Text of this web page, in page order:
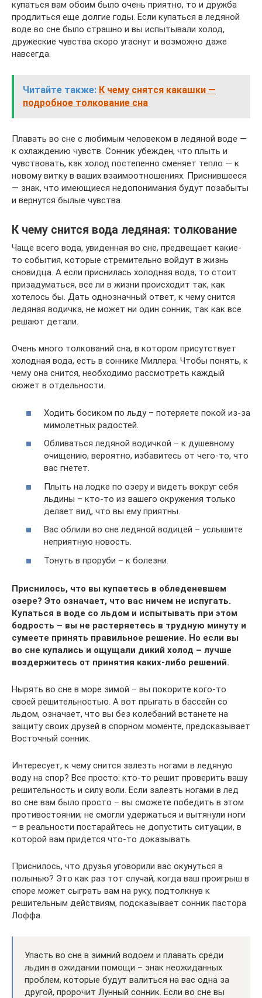
купаться вам обоим было очень приятно, то и дружба
продлиться еще долгие годы. Если купаться в ледяной
воде во сне было страшно и вы испытывали холод,
дружеские чувства скоро угаснут и возможно даже
навсегда.
Читайте также: К чему снятся какашки —
подробное толкование сна
Плавать во сне с любимым человеком в ледяной воде —
к охлаждению чувств. Сонник убежден, что плыть и
чувствовать, как холод постепенно сменяет тепло — к
новому витку в ваших взаимоотношениях. Приснившееся
— знак, что имеющиеся недопонимания будут позабыты
и вернутся былые чувства.
К чему снится вода ледяная: толкование
Чаще всего вода, увиденная во сне, предвещает какие-
то события, которые стремительно войдут в жизнь
сновидца. А если приснилась холодная вода, то стоит
призадуматься, все ли в жизни происходит так, как
хотелось бы. Дать однозначный ответ, к чему снится
ледяная водичка, не может ни один сонник, так как все
решают детали.
Очень много толкований сна, в котором присутствует
холодная вода, есть в соннике Миллера. Чтобы понять, к
чему она снится, необходимо рассмотреть каждый
сюжет в отдельности.
Ходить босиком по льду – потеряете покой из-за
мимолетных радостей.
Обливаться ледяной водичкой – к душевному
очищению, вероятно, избавитесь от чего-то, что
вас гнетет.
Плыть на лодке по озеру и видеть вокруг себя
льдины – кто-то из вашего окружения только
делает вид, что вы ему приятны.
Вас облили во сне ледяной водицей – услышите
неприятную новость.
Тонуть в проруби – к болезни.
Приснилось, что вы купаетесь в обледеневшем
озере? Это означает, что вас ничем не испугать.
Купаться в воде со льдом и испытывать при этом
бодрость – вы не растеряетесь в трудную минуту и
сумеете принять правильное решение. Но если вы
во сне купались и ощущали дикий холод – лучше
воздержитесь от принятия каких-либо решений.
Нырять во сне в море зимой – вы покорите кого-то
своей решительностью. А вот прыгать в бассейн со
льдом, означает, что вы без колебаний встанете на
защиту своих друзей в спорном моменте, предсказывает
Восточный сонник.
Интересует, к чему снится залезть ногами в ледяную
воду на спор? Все просто: кто-то решит проверить вашу
решительность и силу воли. Если залезть ногами в лед
во сне вам было просто – вы сможете победить в этом
противостоянии; не смогли удержаться и вытянули ноги
– в реальности постарайтесь не допустить ситуации, в
которой вам придется что-то доказывать.
Приснилось, что друзья уговорили вас окунуться в
полынью? Это как раз тот случай, когда ваш проигрыш в
споре может сыграть вам на руку, подтолкнув к
решительным действиям, подсказывает сонник пастора
Лоффа.
Упасть во сне в зимний водоем и плавать среди
льдин в ожидании помощи – знак неожиданных
проблем, которые будут валиться на вас одна за
другой, пророчит Лунный сонник. Если во сне вы